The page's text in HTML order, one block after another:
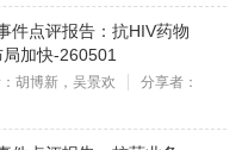
件点评报告：抗HIV药物
加快-260501
胡博新，吴景欢
分享者：